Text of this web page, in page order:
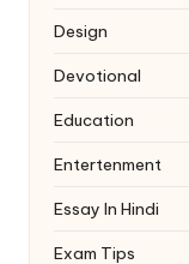
Design
Devotional
Education
Entertenment
Essay In Hindi
Exam Tips